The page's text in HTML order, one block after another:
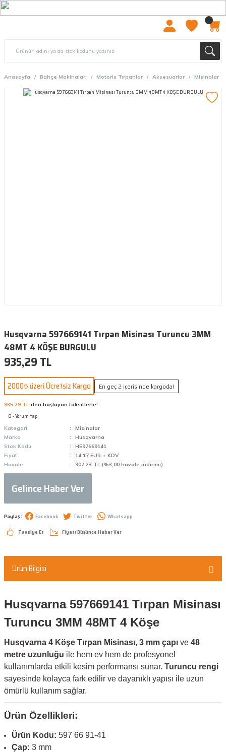
Anasayfa Bahçe Makinaları Motorlu Tırpanlar Aksesuarlar Misinalar
Husqvarna 597669141 Tırpan Misinası Turuncu 3MM
48MT 4 KÖŞE BURGULU
935,29 TL
2000₺ üzeri Ücretsiz Kargo En geç 2 içerisinde kargoda!
935,29 TL den başlayan taksitlerle!
0 - Yorum Yap
Kategori
Misinalar
Marka
Husqvarna
Stok Kodu
H597669141
Fiyat
14,17 EUR + KDV
Havale
907,23 TL (%3,00 havale indirimi)
Gelince Haber Ver
Paylaş : Facebook Twitter
Whatsapp
Tavsiye Et
Fiyatı Düşünce Haber Ver
Ürün Bilgisi
Husqvarna 597669141 Tırpan Misinası
Turuncu 3MM 48MT 4 Köşe
Husqvarna 4 Köşe Tırpan Misinası, 3 mm çapı ve 48
metre uzunluğu ile hem ev hem de profesyonel
kullanımlarda etkili kesim performansı sunar. Turuncu rengi
sayesinde kolayca fark edilir ve dayanıklı yapısı ile uzun
ömürlü kullanım sağlar.
Ürün Özellikleri:
Ürün Kodu: 597 66 91-41
Çap: 3 mm